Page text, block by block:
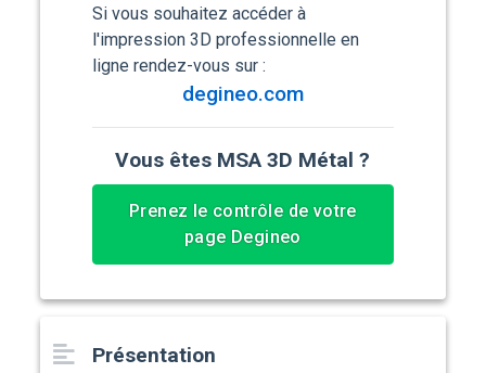
Présentation
Si vous souhaitez accéder à
l'impression 3D professionnelle en
ligne rendez-vous sur :
degineo.com
Vous êtes MSA 3D Métal ?
Prenez le contrôle de votre
page Degineo